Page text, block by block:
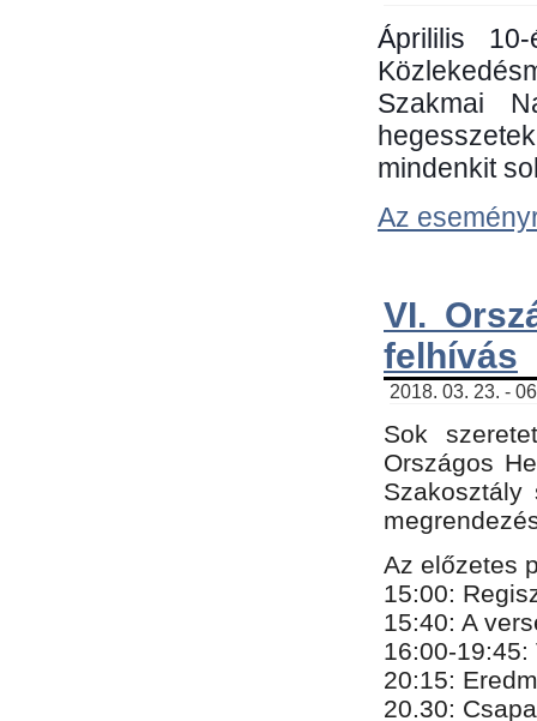
Áprililis
Szakmai
mindenkit
Az
VI.
felhívás
2018. 03. 23. -
Sok
Országos
Az előzetes
15:00:
15:40: A
16:00-19:45:
20:​15​:
​20.30: